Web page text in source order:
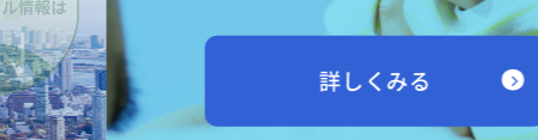
詳しくみる